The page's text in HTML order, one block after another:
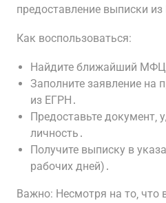
предоставление выписки из
Как воспользоваться:
Найдите ближайший
Заполните заявление на
из ЕГРН․
Предоставьте документ‚
личность․
Получите выписку в
рабочих дней)․
Важно: Несмотря на то‚ что